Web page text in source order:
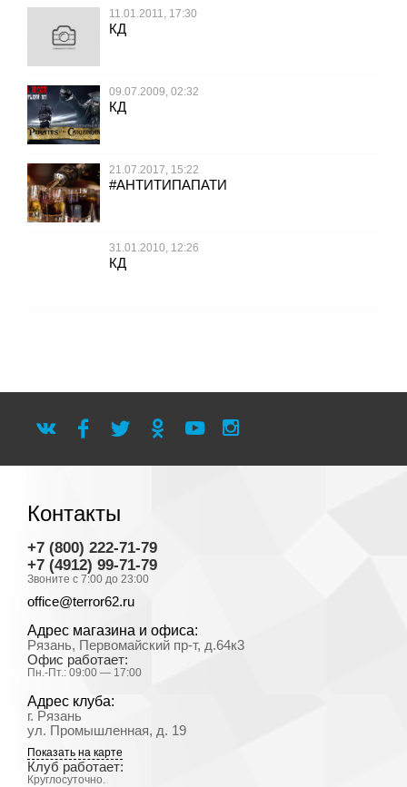
11.01.2011, 17:30
КД
09.07.2009, 02:32
КД
21.07.2017, 15:22
#АНТИТИПАПАТИ
31.01.2010, 12:26
КД
Контакты
+7 (800) 222-71-79
+7 (4912) 99-71-79
Звоните с 7:00 до 23:00
office@terror62.ru
Адрес магазина и офиса:
Рязань, Первомайский пр-т, д.64к3
Офис работает:
Пн.-Пт.: 09:00 — 17:00
Адрес клуба:
г. Рязань
ул. Промышленная, д. 19
Показать на карте
Клуб работает:
Круглосуточно.